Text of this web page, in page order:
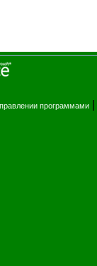
программами